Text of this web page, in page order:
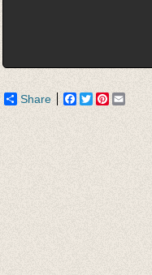
Share Facebook
TwitterPinterest